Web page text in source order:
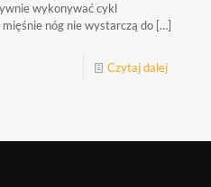
wykonywać cykl
nóg nie wystarczą do […]
Czytaj dalej